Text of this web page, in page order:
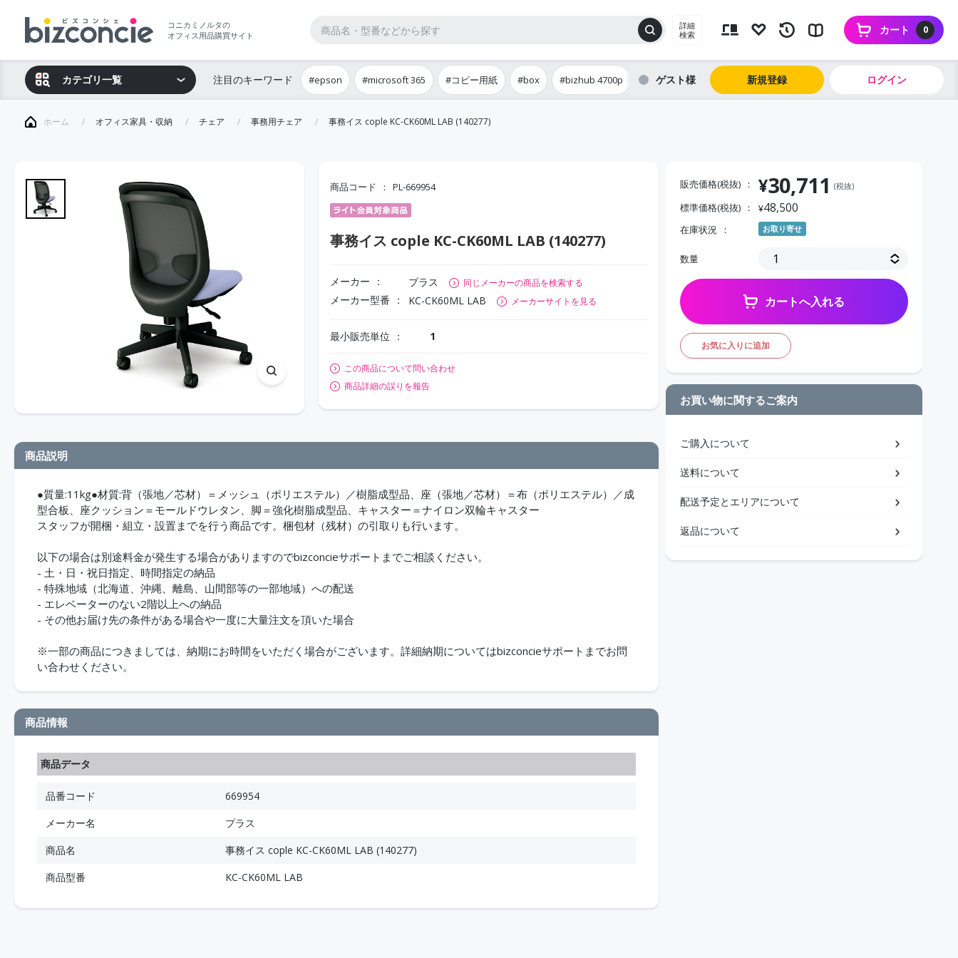
コニカミノルタの
オフィス用品購買サイト
詳細
検索
0
カート
カテゴリ一覧 注目のキーワード #epson #microsoft 365 #コピー用紙 #box #bizhub 4700p ゲスト 新規登録 ログイン
ホーム オフィス家具・収納 チェア 事務用チェア 事務イス cople KC-CK60ML LAB (140277)
商品コード PL-669954
事務イス cople KC-CK60ML LAB (140277)
メーカー プラス 同じメーカーの商品を検索する
メーカー型番 KC-CK60ML LAB メーカーサイトを見る
最小販売単位 1
この商品について問い合わせ
商品詳細の誤りを報告
商品説明
●質量:11kg●材質:背（張地／芯材）＝メッシュ（ポリエステル）／樹脂成型品、座（張地／芯材）＝布（ポリエステル）／成
型合板、座クッション＝モールドウレタン、脚＝強化樹脂成型品、キャスター＝ナイロン双輪キャスター
スタッフが開梱・組立・設置までを行う商品です。梱包材（残材）の引取りも行います。
以下の場合は別途料金が発生する場合がありますのでbizconcieサポートまでご相談ください。
- 土・日・祝日指定、時間指定の納品
- 特殊地域（北海道、沖縄、離島、山間部等の一部地域）への配送
- エレベーターのない2階以上への納品
- その他お届け先の条件がある場合や一度に大量注文を頂いた場合
※一部の商品につきましては、納期にお時間をいただく場合がございます。詳細納期についてはbizconcieサポートまでお問
い合わせください。
商品情報
商品データ
品番コード
669954
メーカー名
プラス
商品名
事務イス cople KC-CK60ML LAB (140277)
商品型番
KC-CK60ML LAB
販売価格(税抜) ¥30,711 (税抜)
標準価格(税抜) ¥48,500
在庫状況 お取り寄せ
数量
カートへ入れる
お気に入りに追加
お買い物に関するご案内
ご購入について
送料について
配送予定とエリアについて
返品について